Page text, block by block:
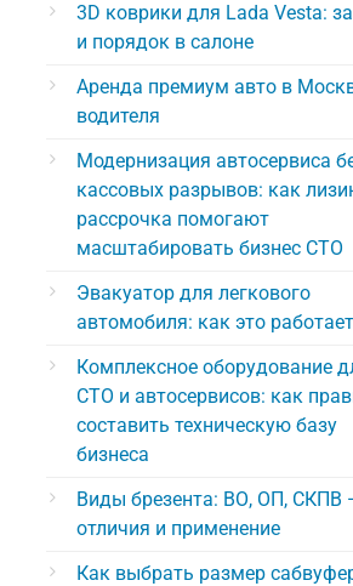
3D коврики для Lada Vesta:
и порядок в салоне
Аренда премиум авто в
водителя
Модернизация автосервиса
кассовых разрывов: как
рассрочка помогают
масштабировать бизнес СТО
Эвакуатор для легкового
автомобиля: как это работает
Комплексное оборудование
СТО и автосервисов: как
составить техническую базу
бизнеса
Виды брезента: ВО, ОП, СКПВ
отличия и применение
Как выбрать размер